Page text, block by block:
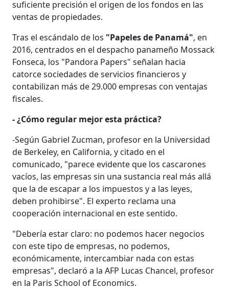
suficiente precisión el origen de los fondos en las
ventas de propiedades.
Tras el escándalo de los "Papeles de Panamá", en
2016, centrados en el despacho panameño Mossack
Fonseca, los "Pandora Papers" señalan hacia
catorce sociedades de servicios financieros y
contabilizan más de 29.000 empresas con ventajas
fiscales.
- ¿Cómo regular mejor esta práctica?
-Según Gabriel Zucman, profesor en la Universidad
de Berkeley, en California, y citado en el
comunicado, "parece evidente que los cascarones
vacíos, las empresas sin una sustancia real más allá
que la de escapar a los impuestos y a las leyes,
deben prohibirse". El experto reclama una
cooperación internacional en este sentido.
"Debería estar claro: no podemos hacer negocios
con este tipo de empresas, no podemos,
económicamente, intercambiar nada con estas
empresas", declaró a la AFP Lucas Chancel, profesor
en la Paris School of Economics.